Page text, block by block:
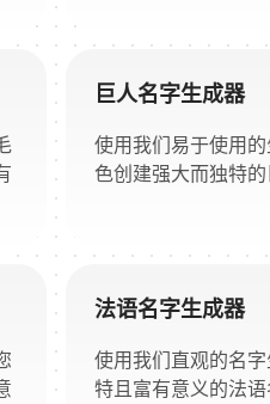
巨人名字生成器
使用我们易于使用
色创建强大而独特的
法语名字生成器
使用我们直观的名
特且富有意义的法